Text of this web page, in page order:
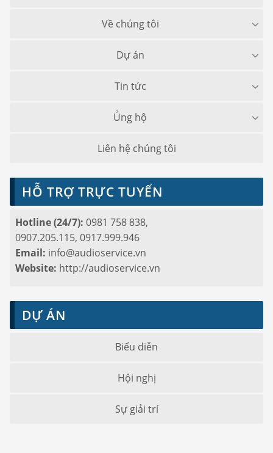
Về chúng tôi
Dự án
Tin tức
Ủng hộ
Liên hệ chúng tôi
HỖ TRỢ TRỰC TUYẾN
Hotline (24/7): 0981 758 838,
0907.205.115, 0917.999.946
Email: info@audioservice.vn
Website: http://audioservice.vn
DỰ ÁN
Biểu diễn
Hội nghị
Sự giải trí